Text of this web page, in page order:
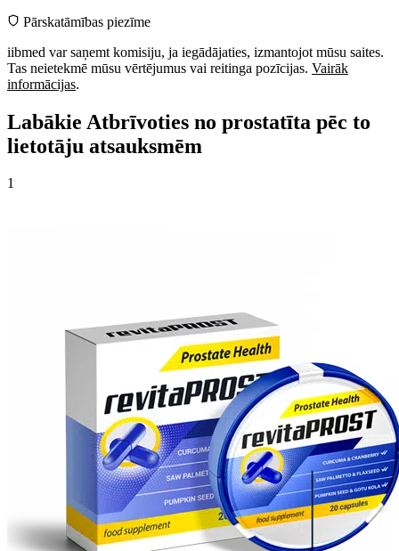
Pārskatāmības piezīme
iibmed var saņemt komisiju, ja iegādājaties, izmantojot mūsu saites.
Tas neietekmē mūsu vērtējumus vai reitinga pozīcijas. Vairāk
informācijas.
Labākie Atbrīvoties no prostatīta pēc to
lietotāju atsauksmēm
1